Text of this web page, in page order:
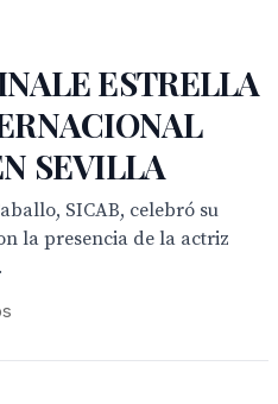
ESTRELLA
SEVILLA
SICAB, celebró su
la presencia de la actriz